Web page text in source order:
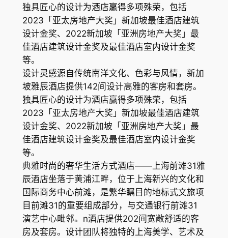
独具匠心的设计为酒店赢得多项殊荣，包括
2023「亚太房地产大奖」新加坡最佳酒店建筑
设计金奖、2022新加坡「亚洲房地产大奖」最
佳酒店建筑设计金奖及最佳酒店室内设计金奖
等。
设计灵感源自传统南洋文化、色彩与风情，新加
坡雅辰酒店提供142间设计高雅的客房和套房。
独具匠心的设计为酒店赢得多项殊荣，包括
2023「亚太房地产大奖」新加坡最佳酒店建筑
设计金奖、2022新加坡「亚洲房地产大奖」最
佳酒店建筑设计金奖及最佳酒店室内设计金奖
等。
典雅时尚的奢华生活方式酒店——上海前滩31雅
辰酒店坐落于黄浦江畔，位于上海新兴的文化和
国际商务中心前滩，是繁华瞩目的地标式文旅项
目前滩31的重要组成部分，与交通银行前滩31
演艺中心毗邻。n酒店提供202间宽敞舒适的客
房及套房。设计团队将独特的上海美学、艺术及